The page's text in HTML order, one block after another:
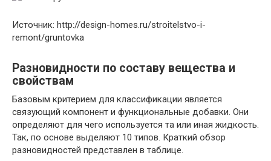
Источник: http://design-homes.ru/stroitelstvo-i-
remont/gruntovka
Разновидности по составу вещества и
свойствам
Базовым критерием для классификации является
связующий компонент и функциональные добавки. Они
определяют для чего используется та или иная жидкость.
Так, по основе выделяют 10 типов. Краткий обзор
разновидностей представлен в таблице.